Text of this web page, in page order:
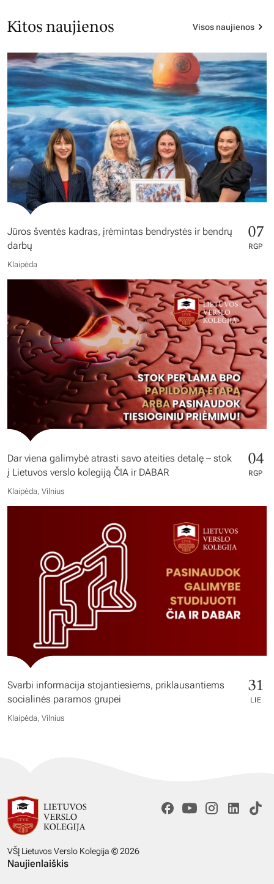
Kitos naujienos Visos naujienos
Jūros šventės kadras, įrėmintas bendrystės ir bendrų
darbų
07
RGP
Klaipėda
Dar viena galimybė atrasti savo ateities detalę – stok
į Lietuvos verslo kolegiją ČIA ir DABAR
04
RGP
Klaipėda, Vilnius
Svarbi informacija stojantiesiems, priklausantiems
socialinės paramos grupei
31
LIE
Klaipėda, Vilnius
VŠĮ Lietuvos Verslo Kolegija © 2026
Naujienlaiškis